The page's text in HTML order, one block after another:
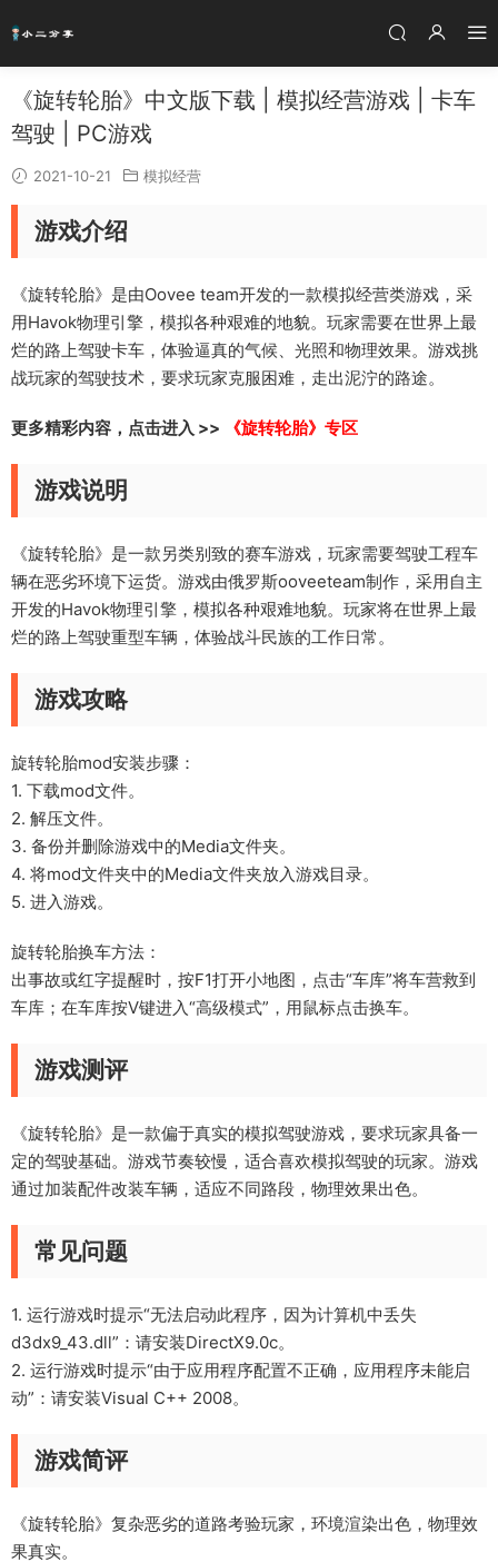
《旋转轮胎》中文版下载 | 模拟经营游戏 | 卡车
驾驶 | PC游戏
2021-10-21 模拟经营
游戏介绍
《旋转轮胎》是由Oovee team开发的一款模拟经营类游戏，采
用Havok物理引擎，模拟各种艰难的地貌。玩家需要在世界上最
烂的路上驾驶卡车，体验逼真的气候、光照和物理效果。游戏挑
战玩家的驾驶技术，要求玩家克服困难，走出泥泞的路途。
更多精彩内容，点击进入 >> 《旋转轮胎》专区
游戏说明
《旋转轮胎》是一款另类别致的赛车游戏，玩家需要驾驶工程车
辆在恶劣环境下运货。游戏由俄罗斯ooveeteam制作，采用自主
开发的Havok物理引擎，模拟各种艰难地貌。玩家将在世界上最
烂的路上驾驶重型车辆，体验战斗民族的工作日常。
游戏攻略
旋转轮胎mod安装步骤：
1. 下载mod文件。
2. 解压文件。
3. 备份并删除游戏中的Media文件夹。
4. 将mod文件夹中的Media文件夹放入游戏目录。
5. 进入游戏。
旋转轮胎换车方法：
出事故或红字提醒时，按F1打开小地图，点击“车库”将车营救到
车库；在车库按V键进入“高级模式”，用鼠标点击换车。
游戏测评
《旋转轮胎》是一款偏于真实的模拟驾驶游戏，要求玩家具备一
定的驾驶基础。游戏节奏较慢，适合喜欢模拟驾驶的玩家。游戏
通过加装配件改装车辆，适应不同路段，物理效果出色。
常见问题
1. 运行游戏时提示“无法启动此程序，因为计算机中丢失
d3dx9_43.dll”：请安装DirectX9.0c。
2. 运行游戏时提示“由于应用程序配置不正确，应用程序未能启
动”：请安装Visual C++ 2008。
游戏简评
《旋转轮胎》复杂恶劣的道路考验玩家，环境渲染出色，物理效
果真实。